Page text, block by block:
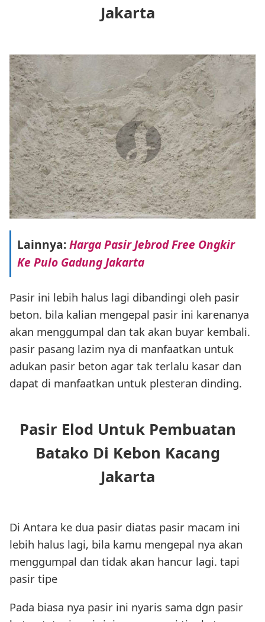
Jakarta
Lainnya:Harga Pasir Jebrod Free Ongkir
Ke Pulo Gadung Jakarta
Pasir ini lebih halus lagi dibandingi oleh pasir
beton. bila kalian mengepal pasir ini karenanya
akan menggumpal dan tak akan buyar kembali.
pasir pasang lazim nya di manfaatkan untuk
adukan pasir beton agar tak terlalu kasar dan
dapat di manfaatkan untuk plesteran dinding.
Pasir Elod Untuk Pembuatan
Batako Di Kebon Kacang
Jakarta
Di Antara ke dua pasir diatas pasir macam ini
lebih halus lagi, bila kamu mengepal nya akan
menggumpal dan tidak akan hancur lagi. tapi
pasir tipe
Pada biasa nya pasir ini nyaris sama dgn pasir